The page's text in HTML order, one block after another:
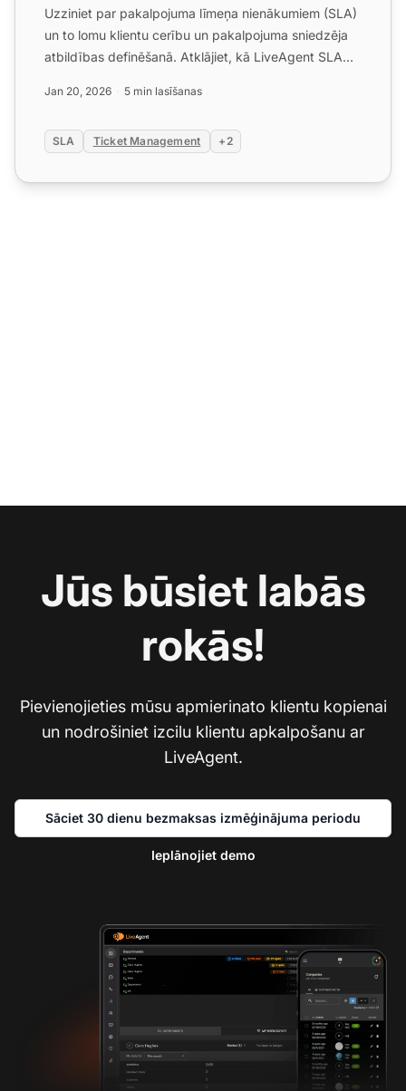
Uzziniet par pakalpojuma līmeņa nienākumiem (SLA)
un to lomu klientu cerību un pakalpojuma sniedzēja
atbildības definēšanā. Atklājiet, kā LiveAgent SLA
Jan 20, 2026 5 min lasīšanas
SLA Ticket Management +2
Jūs būsiet labās
rokās!
Pievienojieties mūsu apmierinato klientu kopienai
un nodrošiniet izcilu klientu apkalpošanu ar
LiveAgent.
Sāciet 30 dienu bezmaksas izmēģinājuma periodu
Ieplānojiet demo